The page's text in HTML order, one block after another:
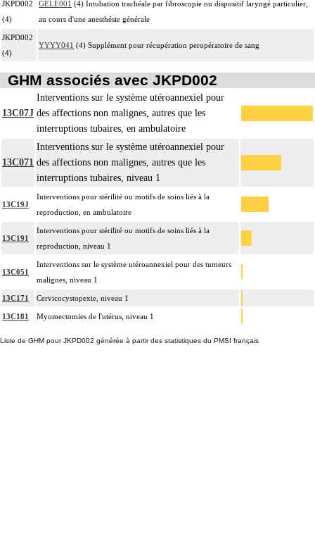
JKPD002
(4)
GELE001 (4) Intubation trachéale par fibroscopie ou dispositif laryngé particulier,
au cours d'une anesthésie générale
JKPD002
(4)
YYYY041 (4) Supplément pour récupération peropératoire de sang
GHM associés avec JKPD002
13C07J
Interventions sur le système utéroannexiel pour
des affections non malignes, autres que les
interruptions tubaires, en ambulatoire
13C071
Interventions sur le système utéroannexiel pour
des affections non malignes, autres que les
interruptions tubaires, niveau 1
13C19J
Interventions pour stérilité ou motifs de soins liés à la
reproduction, en ambulatoire
13C191
Interventions pour stérilité ou motifs de soins liés à la
reproduction, niveau 1
13C051
Interventions sur le système utéroannexiel pour des tumeurs
malignes, niveau 1
13C171 Cervicocystopexie, niveau 1
13C181 Myomectomies de l'utérus, niveau 1
Liste de GHM pour JKPD002 générée à partir des statistiques du PMSI français